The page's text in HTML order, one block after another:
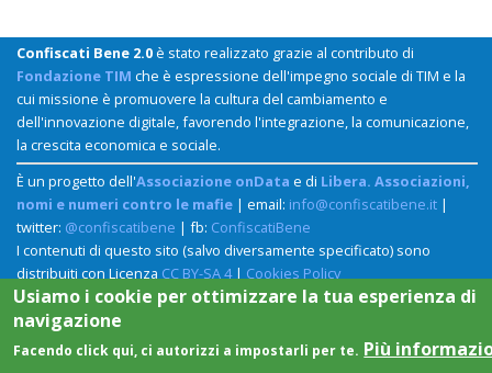
Confiscati Bene 2.0è stato realizzato grazie al contributo di
Fondazione TIM che è espressione dell'impegno sociale di TIM e la
cui missione è promuovere la cultura del cambiamento e
dell'innovazione digitale, favorendo l'integrazione, la comunicazione,
la crescita economica e sociale.
È un progetto dell'Associazione onData e di Libera. Associazioni,
nomi e numeri contro le mafie | email: info@confiscatibene.it |
twitter: @confiscatibene | fb: ConfiscatiBene
I contenuti di questo sito (salvo diversamente specificato) sono
distribuiti con Licenza CC BY-SA 4| Cookies Policy
Usiamo i cookie per ottimizzare la tua esperienza di
navigazione
Facendo click qui, ci autorizzi a impostarli per te. Più